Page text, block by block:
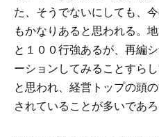
た、そうでないにしても、
もかなりあると思われる。
と１００行強あるが、再編
ーションしてみることすら
と思われ、経営トップの頭
されていることが多いであろ